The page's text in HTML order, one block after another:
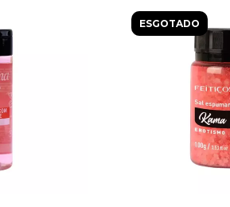
ESGOTADO